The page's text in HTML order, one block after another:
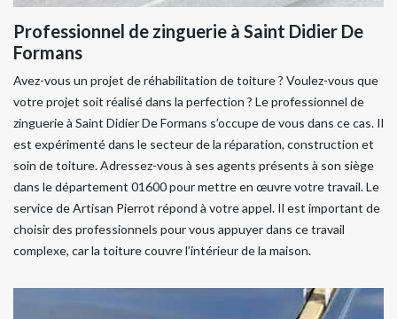
Professionnel de zinguerie à Saint Didier De
Formans
Avez-vous un projet de réhabilitation de toiture ? Voulez-vous que
votre projet soit réalisé dans la perfection ? Le professionnel de
zinguerie à Saint Didier De Formans s’occupe de vous dans ce cas. Il
est expérimenté dans le secteur de la réparation, construction et
soin de toiture. Adressez-vous à ses agents présents à son siège
dans le département 01600 pour mettre en œuvre votre travail. Le
service de Artisan Pierrot répond à votre appel. Il est important de
choisir des professionnels pour vous appuyer dans ce travail
complexe, car la toiture couvre l’intérieur de la maison.